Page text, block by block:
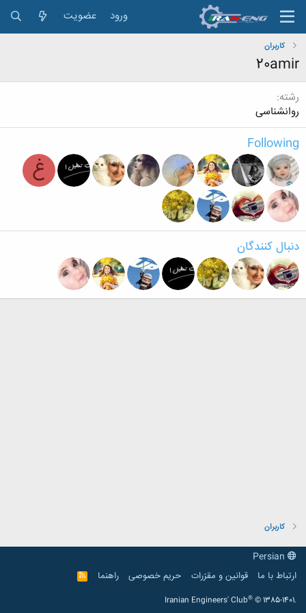
ورود عضویت
کاربران
20amir
رشته
روانشناسی
Following
غ
دنبال کنندگان
کاربران
ارتباط با ما
قوانین و مقرّرات حریم خصوصی راهنما
R
S
Iranian Engineers' Club® © 1385-1401.